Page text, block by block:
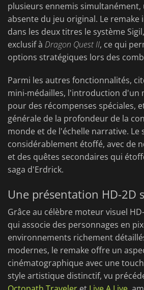
plusieurs ennemis
absente du jeu original. Le remake
dans les deux titres le système
exclusif à Dragon Quest II, ce qui
options stratégiques lors des
Parmi les autres fonctionnalités,
mini-médailles, l'introduction d'un
pour des récompenses spéciales,
générale de la profondeur de la
monde et de l'échelle narrative. Le
considérablement étoffé, avec de
et des quêtes secondaires qui
saga d'Erdrick.
Une présentation HD-2D
Grâce au célèbre moteur visuel
qui associe des personnages en
environnements richement
modernes, le remake offre un
cinématographique avec une
style artistique distinctif, vu